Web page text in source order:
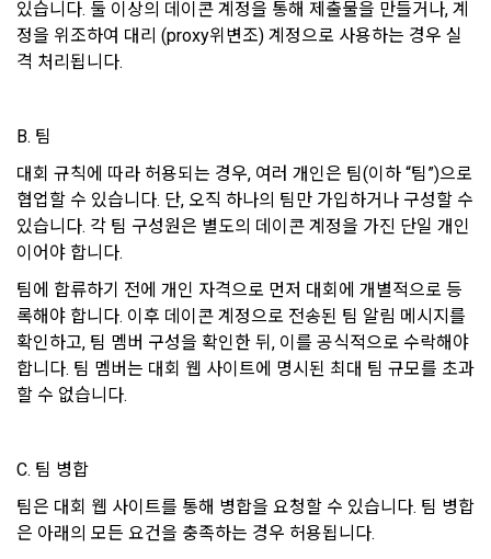
다. 인재풀 등록 서비스
라. 커리어 개발과 대회와 관련된 교육 제반 서비스
2. "회사"는 필요한 경우 서비스의 내용을 추가 또는 변경할 수
있다. 단, 이 경우 "회사"는 추가 또는 변경내용을 "회원"에게 공
지해야 한다.
3. 서비스의 이용은 “회사”의 업무상 또는 기술상 특별한 지장이
없는 한 연중무휴, 1년 24시간 서비스하는 것을 원칙으로 한다.
단, 시스템 정기점검 등의 필요로 인하여 “회사”가 정한 날 또는
시간과 불가항력의 사유가 발생한 때에는 예외로 한다.
제 8 조 (회원 정보 노출)
1. “회사”는 “인재회원”이 ‘데이콘 인재풀’에 등록 시 제공한 개인
2. "회사"는 "인재회원"이 ‘데이콘 인재풀 등록’의 서비스를 이용
했을 경우, “기업회원”의 개인정보 열람에 동의한 것으로 간주하
며 "회사"는 이들 “기업회원”에게 무료/유료로 이력서 열람 서비
데이콘 및 데이콘 관련 제반 서비스(모바일 웹/앱 포함)의 회원
관리, 서비스 개발·제공 및 향상, 안전한 인터넷 이용환경 구축
등 아래의 목적으로만 개인정보를 이용합니다.
회원 가입 의사의 확인, 이용자 및 법정대리인의 본인 확인, 이용
자 식별, 회원탈퇴 의사의 확인 등 회원관리를 위하여 개인정보
를 이용합니다.
콘텐츠 등 기존 서비스 제공(광고 포함)에 더하여, 인구통계학적
분석, 서비스 방문 및 이용기록의 분석, 개인정보 및 관심에 기반
한 이용자간 관계의 형성, 지인 및 관심사 등에 기반한 맞춤형 서
비스 제공 등 신규 서비스 요소의 발굴 및 기존 서비스 개선 등
을 위하여 개인정보를 이용합니다.
법령 및 데이콘 이용약관을 위반하는 회원에 대한 이용 제한 조
관 개정 등의 고지사항 전달, 분쟁조정을 위한 기록 보존, 민원처
리 등 이용자 보호 및 서비스 운영을 위하여 개인정보를 이용합
니다.
있습니다. 둘 이상의 데이콘 계정을 통해 제출물을 만들거나, 계
정을 위조하여 대리 (proxy위변조) 계정으로 사용하는 경우 실
격 처리됩니다.
B. 팀
대회 규칙에 따라 허용되는 경우, 여러 개인은 팀(이하 “팀”)으로
협업할 수 있습니다. 단, 오직 하나의 팀만 가입하거나 구성할 수
있습니다. 각 팀 구성원은 별도의 데이콘 계정을 가진 단일 개인
이어야 합니다.
팀에 합류하기 전에 개인 자격으로 먼저 대회에 개별적으로 등
록해야 합니다. 이후 데이콘 계정으로 전송된 팀 알림 메시지를
확인하고, 팀 멤버 구성을 확인한 뒤, 이를 공식적으로 수락해야
합니다. 팀 멤버는 대회 웹 사이트에 명시된 최대 팀 규모를 초과
할 수 없습니다.
C. 팀 병합
팀은 대회 웹 사이트를 통해 병합을 요청할 수 있습니다. 팀 병합
은 아래의 모든 요건을 충족하는 경우 허용됩니다.